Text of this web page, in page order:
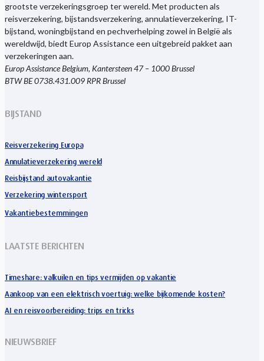
grootste verzekeringsgroep ter wereld. Met producten als
reisverzekering, bijstandsverzekering, annulatieverzekering, IT-
bijstand, woningbijstand en pechverhelping zowel in België als
wereldwijd, biedt Europ Assistance een uitgebreid pakket aan
verzekeringen aan.
Europ Assistance Belgium, Kantersteen 47 – 1000 Brussel
BTW BE 0738.431.009 RPR Brussel
BIJSTAND
Reisverzekering Europa
Annulatieverzekering wereld
Reisbijstand autovakantie
Verzekering wintersport
Vakantiebestemmingen
LAATSTE BERICHTEN
Timeshare: valkuilen en tips vermijden op vakantie
Aankoop van een elektrisch voertuig: welke bijkomende kosten?
AI en reisvoorbereiding: trips en tricks
NIEUWSBRIEF